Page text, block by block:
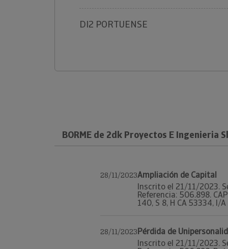
DI2 PORTUENSE
BORME de 2dk Proyectos E Ingenieria Sl
28/11/2023Ampliación de Capital
Inscrito el 21/11/2023.
Referencia: 506.898.
140, S 8, H CA 53334, I/
28/11/2023Pérdida de
Inscrito el 21/11/2023.